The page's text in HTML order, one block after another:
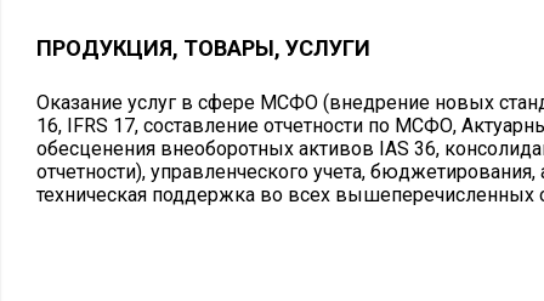
ПРОДУКЦИЯ, ТОВАРЫ, УСЛУГИ
Оказание услуг в сфере МСФО (внедрение новых
16, IFRS 17, составление отчетности по МСФО,
обесценения внеоборотных активов IAS 36,
отчетности), управленческого учета,
техническая поддержка во всех вышеперечисленных